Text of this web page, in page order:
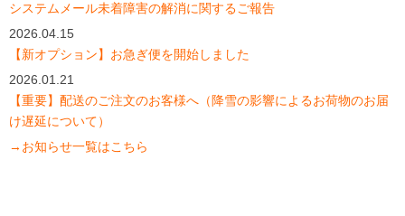
システムメール未着障害の解消に関するご報告
2026.04.15
【新オプション】お急ぎ便を開始しました
2026.01.21
【重要】配送のご注文のお客様へ（降雪の影響によるお荷物のお届
け遅延について）
→お知らせ一覧はこちら